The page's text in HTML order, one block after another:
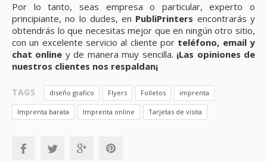
Por lo tanto, seas empresa o particular, experto o
principiante, no lo dudes, en PubliPrinters encontrarás y
obtendrás lo que necesitas mejor que en ningún otro sitio,
con un excelente servicio al cliente por teléfono, email y
chat online y de manera muy sencilla. ¡Las opiniones de
nuestros clientes nos respaldan¡
TAGS diseño grafico Flyers Folletos imprenta
Imprenta barata Imprenta online Tarjetas de visita